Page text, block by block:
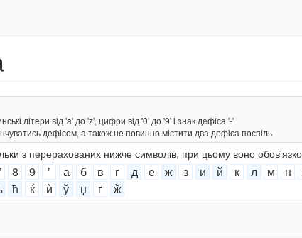
літери від 'a' до 'z', цифри від '0' до '9' і знак дефіса '-'
дефісом, а також не повинно містити два дефіса поспіль
з перерахованих нижче символів, при цьому воно
8 9 ʼ а б в г д е ж з и й к л м н
ћ ќ ѝ ў џ ґ ӂ